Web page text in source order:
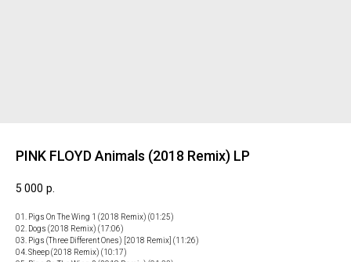
PINK FLOYD Animals (2018 Remix) LP
5 000 р.
01. Pigs On The Wing 1 (2018 Remix) (01:25)
02. Dogs (2018 Remix) (17:06)
03. Pigs (Three Different Ones) [2018 Remix] (11:26)
04. Sheep (2018 Remix) (10:17)